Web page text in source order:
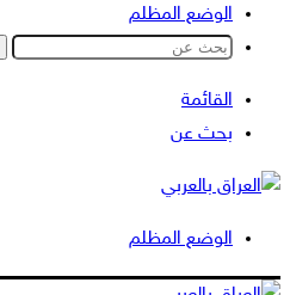
الوضع المظلم
القائمة
بحث عن
الوضع المظلم